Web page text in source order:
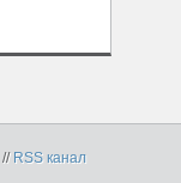
// RSS канал